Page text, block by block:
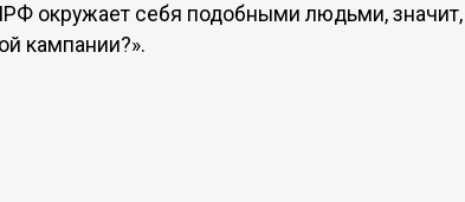
окружает себя подобными людьми, значит,
кампании?».